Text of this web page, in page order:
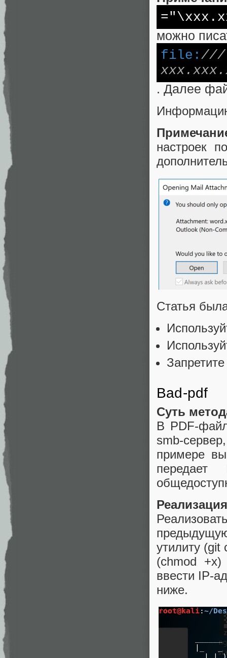
можно
file:///
. Далее
настроек
Статья
Bad-pdf
Суть
В PDF-
smb-
примере
утилиту (git
(chmod +x)
ввести IP-
ниже.